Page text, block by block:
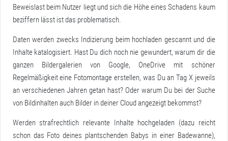
Beweislast beim Nutzer liegt und sich die Höhe eines Schadens kaum
beziffern lässt ist das problematisch.
Daten werden zwecks Indizierung beim hochladen gescannt und die
Inhalte katalogisiert. Hast Du dich noch nie gewundert, warum dir die
ganzen Bildergalerien von Google, OneDrive mit schöner
Regelmäßigkeit eine Fotomontage erstellen, was Du an Tag X jeweils
an verschiedenen Jahren getan hast? Oder warum Du bei der Suche
von Bildinhalten auch Bilder in deiner Cloud angezeigt bekommst?
Werden strafrechtlich relevante Inhalte hochgeladen (dazu reicht
schon das Foto deines plantschenden Babys in einer Badewanne),